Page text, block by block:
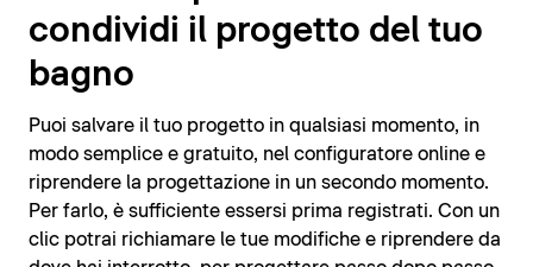
condividi il progetto del tuo
bagno
Puoi salvare il tuo progetto in qualsiasi momento, in
modo semplice e gratuito, nel configuratore online e
riprendere la progettazione in un secondo momento.
Per farlo, è sufficiente essersi prima registrati. Con un
clic potrai richiamare le tue modifiche e riprendere da